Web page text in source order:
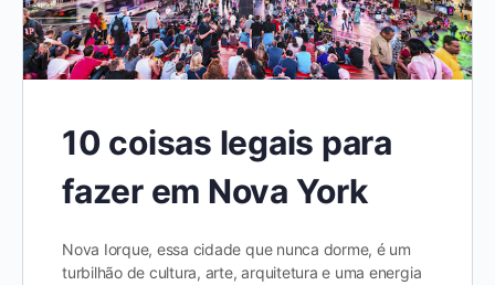
10 coisas legais para
fazer em Nova York
Nova Iorque, essa cidade que nunca dorme, é um
turbilhão de cultura, arte, arquitetura e uma energia